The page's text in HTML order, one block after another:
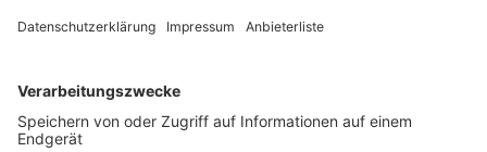
ist noch bis zum ersten April kostenlos. Die Übungen
Intensity Training"), "Barre" (ein Mix aus Ballett und
Fitness) oder "Yoga für Anfänger". Wer es etwas
weniger entspannt angehen möchte, kann die App